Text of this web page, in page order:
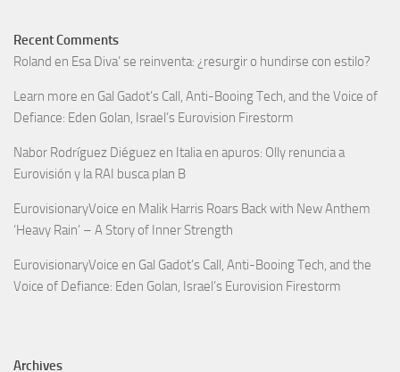
Recent Comments
Roland en Esa Diva’ se reinventa: ¿resurgir o hundirse con estilo?
Learn more en Gal Gadot’s Call, Anti-Booing Tech, and the Voice of
Defiance: Eden Golan, Israel’s Eurovision Firestorm
Nabor Rodríguez Diéguez en Italia en apuros: Olly renuncia a
Eurovisión y la RAI busca plan B
EurovisionaryVoice en Malik Harris Roars Back with New Anthem
‘Heavy Rain’ – A Story of Inner Strength
EurovisionaryVoice en Gal Gadot’s Call, Anti-Booing Tech, and the
Voice of Defiance: Eden Golan, Israel’s Eurovision Firestorm
Archives